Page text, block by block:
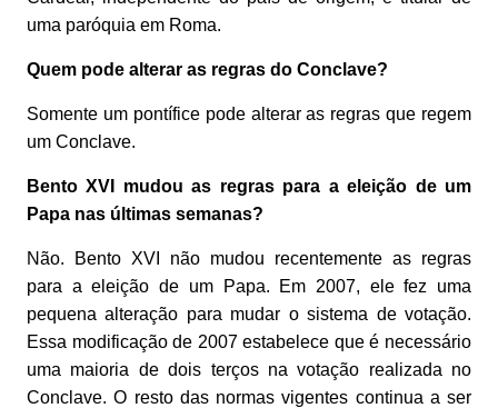
uma paróquia em Roma.
Quem pode alterar as regras do Conclave?
Somente um pontífice pode alterar as regras que regem
um Conclave.
Bento XVI mudou as regras para a eleição de um
Papa nas últimas semanas?
Não. Bento XVI não mudou recentemente as regras
para a eleição de um Papa. Em 2007, ele fez uma
pequena alteração para mudar o sistema de votação.
Essa modificação de 2007 estabelece que é necessário
uma maioria de dois terços na votação realizada no
Conclave. O resto das normas vigentes continua a ser